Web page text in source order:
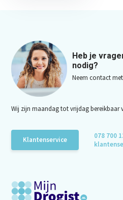
Heb je
nodig?
Neem contact
Wij zijn maandag tot vrijdag bereikbaar
Klantenservice
078 700